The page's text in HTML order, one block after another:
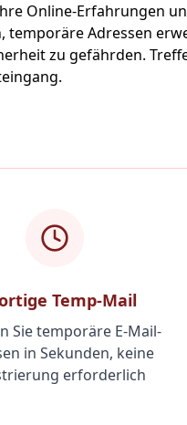
Online-Erfahrungen
Adressen
zu gefährden.
Temp-Mail
Sie temporäre E-Mail-
in Sekunden, keine
erforderlich